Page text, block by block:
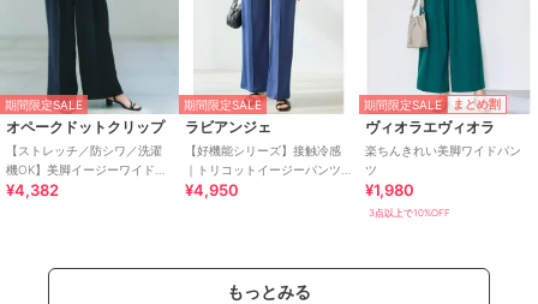
期間限定SALE
オペークドットクリップ
【ストレッチ／防シワ／洗濯
機OK】美脚イージーワイドパ
ンツ《SS～LL／7col／セット
¥4,382
期間限定SALE
ラビアンジェ
【好機能シリーズ】接触冷感
｜トリコットイージーパンツ
｜楽なのに美脚/ストレッチ/セ
¥4,950
期間限定SALE まとめ割
ヴィオラエヴィオラ
楽ちんきれい美脚ワイドパン
ツ
¥1,980
3点以上で10%OFF
もっとみる